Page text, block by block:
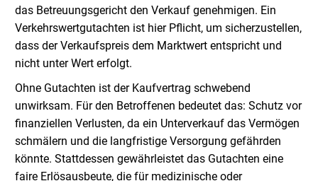
das Betreuungsgericht den Verkauf genehmigen. Ein
Verkehrswertgutachten ist hier Pflicht, um sicherzustellen,
dass der Verkaufspreis dem Marktwert entspricht und
nicht unter Wert erfolgt.
Ohne Gutachten ist der Kaufvertrag schwebend
unwirksam. Für den Betroffenen bedeutet das: Schutz vor
finanziellen Verlusten, da ein Unterverkauf das Vermögen
schmälern und die langfristige Versorgung gefährden
könnte. Stattdessen gewährleistet das Gutachten eine
faire Erlösausbeute, die für medizinische oder